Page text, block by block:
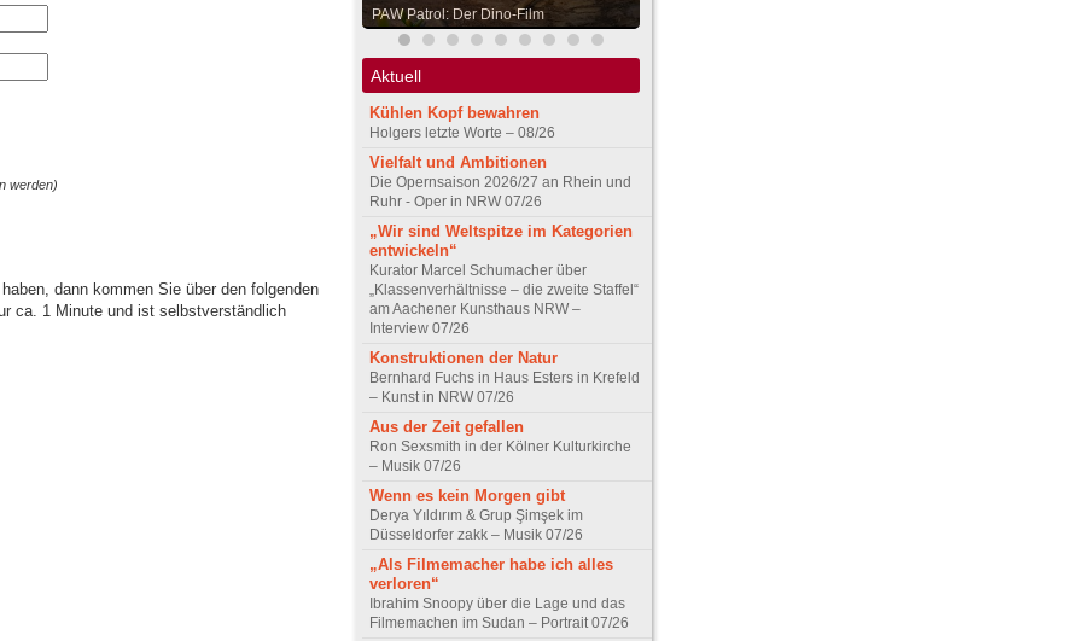
werden)
dann kommen Sie über den folgenden
ca. 1 Minute und ist selbstverständlich
PAW Patrol: Der Dino-Film
Aktuell
Kühlen Kopf bewahren
Holgers letzte Worte – 08/26
Vielfalt und Ambitionen
Die Opernsaison 2026/27 an Rhein und
Ruhr - Oper in NRW 07/26
„Wir sind Weltspitze im Kategorien
entwickeln“
Kurator Marcel Schumacher über
„Klassenverhältnisse – die zweite Staffel“
am Aachener Kunsthaus NRW –
Interview 07/26
Konstruktionen der Natur
Bernhard Fuchs in Haus Esters in Krefeld
– Kunst in NRW 07/26
Aus der Zeit gefallen
Ron Sexsmith in der Kölner Kulturkirche
– Musik 07/26
Wenn es kein Morgen gibt
Derya Yıldırım & Grup Şimşek im
Düsseldorfer zakk – Musik 07/26
„Als Filmemacher habe ich alles
verloren“
Ibrahim Snoopy über die Lage und das
Filmemachen im Sudan – Portrait 07/26